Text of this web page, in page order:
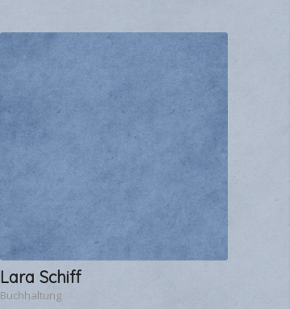
Lara Schiff
Buchhaltung